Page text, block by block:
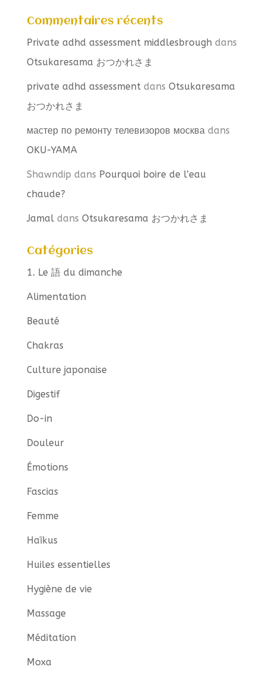
Commentaires récents
Private adhd assessment middlesbrough dans
Otsukaresama おつかれさま
private adhd assessmentdans Otsukaresama
おつかれさま
мастер по ремонту телевизоров москва dans
OKU-YAMA
Shawndip dans Pourquoi boire de l’eau
chaude?
Jamaldans Otsukaresama おつかれさま
Catégories
1. Le 語 du dimanche
Alimentation
Beauté
Chakras
Culture japonaise
Digestif
Do-in
Douleur
Émotions
Fascias
Femme
Haïkus
Huiles essentielles
Hygiène de vie
Massage
Méditation
Moxa